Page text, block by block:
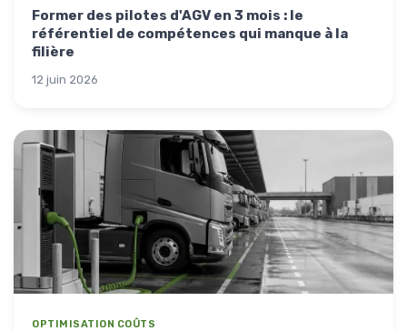
Former des pilotes d'AGV en 3 mois : le
référentiel de compétences qui manque à la
filière
12 juin 2026
OPTIMISATION COÛTS